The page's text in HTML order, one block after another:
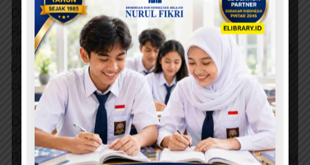
Diibaratkan demikian karena
Rasulullahshallallahu ‘alaihi wa sallamsangat
ringan dan cepat dalam memberi, tanpa banyak
berpikir, sebagaimana angin yang berhembus
cepat.
Dalam hadits juga angin diberi sifat ‘mursalah’
(berhembus), mengisyaratkan kedermawanan
Rasulullahshallallahu ‘alaihi wa sallam memiliki